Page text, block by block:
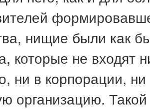
нищие были как
которые не входят
ни в корпорации,
организацию.